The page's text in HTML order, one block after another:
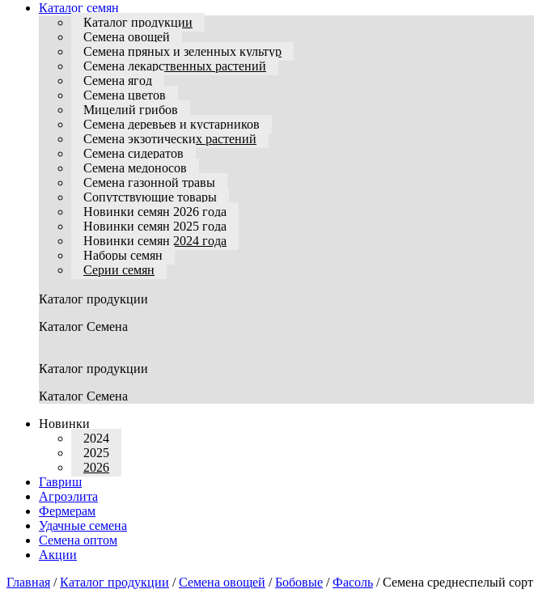
Каталог семян
Каталог продукции
Семена овощей
Семена пряных и зеленных культур
Семена лекарственных растений
Семена ягод
Семена цветов
Мицелий грибов
Семена деревьев и кустарников
Семена экзотических растений
Семена сидератов
Семена медоносов
Семена газонной травы
Сопутствующие товары
Новинки семян 2026 года
Новинки семян 2025 года
Новинки семян 2024 года
Наборы семян
Серии семян
Каталог продукции
Каталог Семена
Каталог продукции
Каталог Семена
Новинки
2024
2025
2026
Гавриш
Агроэлита
Фермерам
Удачные семена
Семена оптом
Акции
Главная /Каталог продукции /Семена овощей /Бобовые /Фасоль /Семена среднеспелый сорт